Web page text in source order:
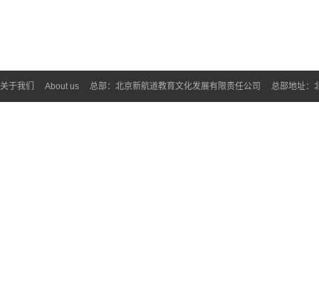
关于我们 About us 总部：北京新航道教育文化发展有限责任公司 总部地址：